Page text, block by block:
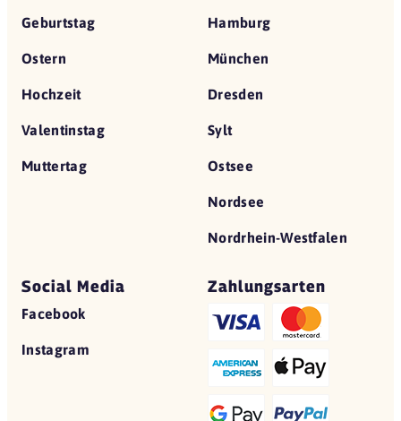
Geburtstag
Ostern
Hochzeit
Valentinstag
Muttertag
Hamburg
München
Dresden
Sylt
Ostsee
Nordsee
Nordrhein-Westfalen
Social Media
Facebook
Instagram
Zahlungsarten